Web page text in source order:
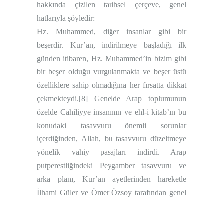
hakkında çizilen tarihsel çerçeve, genel
hatlarıyla şöyledir:
Hz. Muhammed, diğer insanlar gibi bir
beşerdir. Kur’an, indirilmeye başladığı ilk
günden itibaren, Hz. Muhammed’in bizim gibi
bir beşer olduğu vurgulanmakta ve beşer üstü
özelliklere sahip olmadığına her fırsatta dikkat
çekmekteydi.[8] Genelde Arap toplumunun
özelde Cahiliyye insanının ve ehl-i kitab’ın bu
konudaki tasavvuru önemli sorunlar
içerdiğinden, Allah, bu tasavvuru düzeltmeye
yönelik vahiy pasajları indirdi. Arap
putperestliğindeki Peygamber tasavvuru ve
arka planı, Kur’an ayetlerinden hareketle
İlhami Güler ve Ömer Özsoy tarafından genel